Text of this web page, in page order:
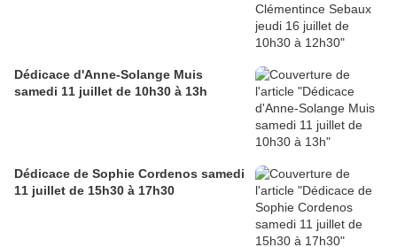
Dédicace d'Anne-Solange Muis
samedi 11 juillet de 10h30 à 13h
Dédicace de Sophie Cordenos samedi
11 juillet de 15h30 à 17h30